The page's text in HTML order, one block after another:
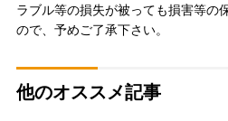
ラブル等の損失が被っても損害等の
ので、予めご了承下さい。
他のオススメ記事